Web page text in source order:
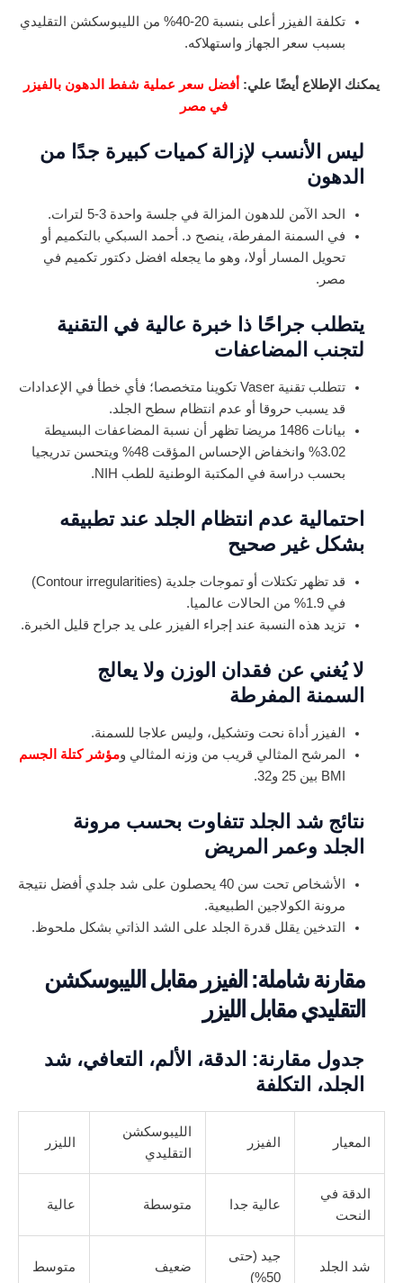
تكلفة الفيزر أعلى بنسبة 20-40% من الليبوسكشن التقليدي
بسبب سعر الجهاز واستهلاكه.
يمكنك الإطلاع أيضًا علي: أفضل سعر عملية شفط الدهون بالفيزر
في مصر
ليس الأنسب لإزالة كميات كبيرة جدًا من
الدهون
الحد الآمن للدهون المزالة في جلسة واحدة 3-5 لترات.
في السمنة المفرطة، ينصح د. أحمد السبكي بالتكميم أو
تحويل المسار أولا، وهو ما يجعله افضل دكتور تكميم في
مصر.
يتطلب جراحًا ذا خبرة عالية في التقنية
لتجنب المضاعفات
تتطلب تقنية Vaser تكوينا متخصصا؛ فأي خطأ في الإعدادات
قد يسبب حروقا أو عدم انتظام سطح الجلد.
بيانات 1486 مريضا تظهر أن نسبة المضاعفات البسيطة
3.02% وانخفاض الإحساس المؤقت 48% ويتحسن تدريجيا
بحسب دراسة في المكتبة الوطنية للطب NIH.
احتمالية عدم انتظام الجلد عند تطبيقه
بشكل غير صحيح
قد تظهر تكتلات أو تموجات جلدية (Contour irregularities)
في 1.9% من الحالات عالميا.
تزيد هذه النسبة عند إجراء الفيزر على يد جراح قليل الخبرة.
لا يُغني عن فقدان الوزن ولا يعالج
السمنة المفرطة
الفيزر أداة نحت وتشكيل، وليس علاجا للسمنة.
المرشح المثالي قريب من وزنه المثالي ومؤشر كتلة الجسم
BMI بين 25 و32.
نتائج شد الجلد تتفاوت بحسب مرونة
الجلد وعمر المريض
الأشخاص تحت سن 40 يحصلون على شد جلدي أفضل نتيجة
مرونة الكولاجين الطبيعية.
التدخين يقلل قدرة الجلد على الشد الذاتي بشكل ملحوظ.
مقارنة شاملة: الفيزر مقابل الليبوسكشن
التقليدي مقابل الليزر
جدول مقارنة: الدقة، الألم، التعافي، شد
الجلد، التكلفة
المعيار الفيزر
الليبوسكشن
التقليدي
الليزر
الدقة في
النحت
عالية جدا متوسطة عالية
شد الجلد
جيد (حتى
50%)
ضعيف متوسط